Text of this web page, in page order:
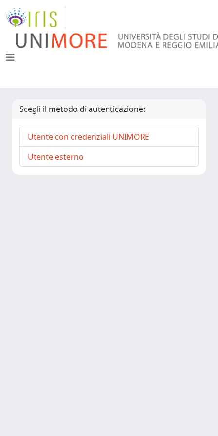
Scegli il metodo di autenticazione:
Utente con credenziali UNIMORE
Utente esterno